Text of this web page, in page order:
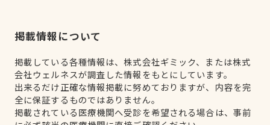
掲載情報について
掲載している各種情報は、株式会社ギミック、または株式
会社ウェルネスが調査した情報をもとにしています。
出来るだけ正確な情報掲載に努めておりますが、内容を完
全に保証するものではありません。
掲載されている医療機関へ受診を希望される場合は、事前